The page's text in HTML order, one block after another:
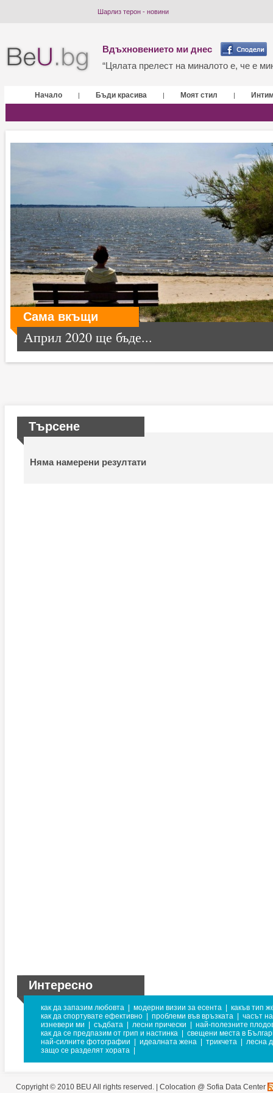
Шарлиз терон - новини
Вдъхновението ми днес
“Цялата прелест на миналото е, че е
Начало | Бъди красива | Моят стил |
Сама вкъщи
Април 2020 ще бъде...
Търсене
Няма намерени резултати
Интересно
как да запазим любовта модерни визии за есента
какъв тип
как да спортувате ефективно
проблеми във връзката
часът
изневери ми
съдбата лесни прически
най-полезните
как да се предпазим от грип и настинка
свещени места в
най-силните фотографии
идеалната жена трикчета
лесна
защо се разделят хората
Copyright © 2010 BEU All rights reserved. | Colocation @ Sofia Data Center